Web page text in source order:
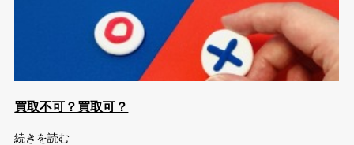
買取不可？買取可？
続きを読む